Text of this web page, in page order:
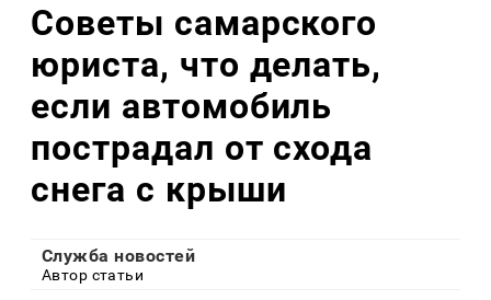
Советы самарского
юриста, что делать,
если автомобиль
пострадал от схода
снега с крыши
Служба новостей
Автор статьи